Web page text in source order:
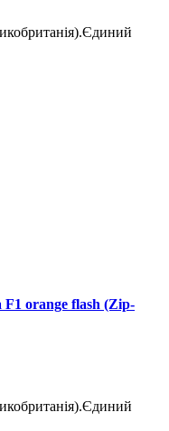
F1 orange flash (Zip-